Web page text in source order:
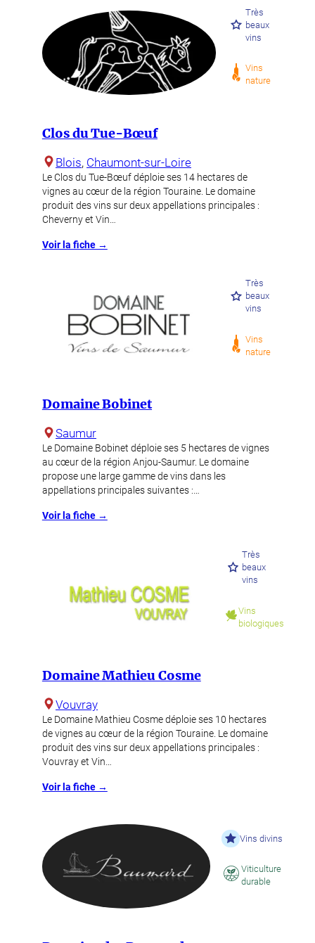
Très
beaux
vins
Vins
nature
Clos du Tue-Bœuf
Blois, Chaumont-sur-Loire
Le Clos du Tue-Bœuf déploie ses 14 hectares de
vignes au cœur de la région Touraine. Le domaine
produit des vins sur deux appellations principales :
Cheverny et Vin…
Voir la fiche →
Très
beaux
vins
Vins
nature
Domaine Bobinet
Saumur
Le Domaine Bobinet déploie ses 5 hectares de vignes
au cœur de la région Anjou-Saumur. Le domaine
propose une large gamme de vins dans les
appellations principales suivantes :…
Voir la fiche →
Très
beaux
vins
Vins
biologiques
Domaine Mathieu Cosme
Vouvray
Le Domaine Mathieu Cosme déploie ses 10 hectares
de vignes au cœur de la région Touraine. Le domaine
produit des vins sur deux appellations principales :
Vouvray et Vin…
Voir la fiche →
Vins divins
Viticulture
durable